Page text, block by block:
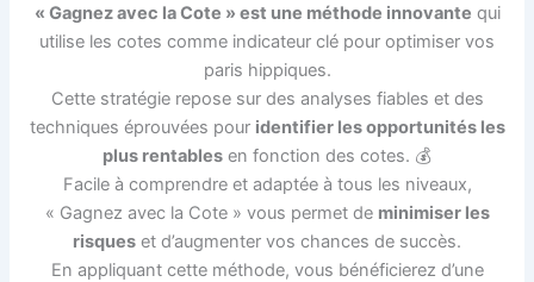
« Gagnez avec la Cote » est une méthode innovante qui
utilise les cotes comme indicateur clé pour optimiser vos
paris hippiques.
Cette stratégie repose sur des analyses fiables et des
techniques éprouvées pour identifier les opportunités les
plus rentables en fonction des cotes. 💰
Facile à comprendre et adaptée à tous les niveaux,
« Gagnez avec la Cote » vous permet de minimiser les
risques et d’augmenter vos chances de succès.
En appliquant cette méthode, vous bénéficierez d’une